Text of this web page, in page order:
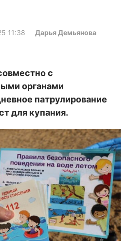
11:38
Дарья Демьянова
с
органами
патрулирование
для купания.